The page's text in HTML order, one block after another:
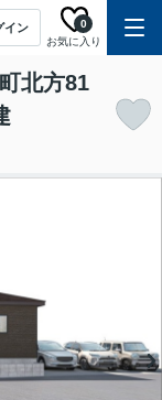
イン
お気に入り
0
北方81